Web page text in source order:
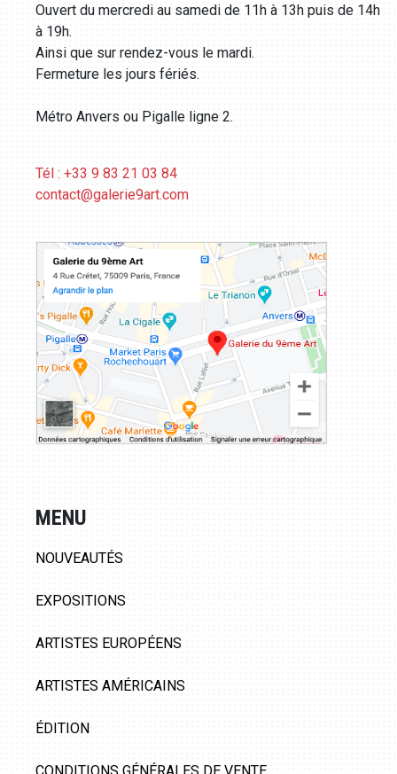
Ouvert du mercredi au samedi de 11h à 13h puis de 14h
à 19h.
Ainsi que sur rendez-vous le mardi.
Fermeture les jours fériés.
Métro Anvers ou Pigalle ligne 2.
Tél : +33 9 83 21 03 84
contact@galerie9art.com
MENU
NOUVEAUTÉS
EXPOSITIONS
ARTISTES EUROPÉENS
ARTISTES AMÉRICAINS
ÉDITION